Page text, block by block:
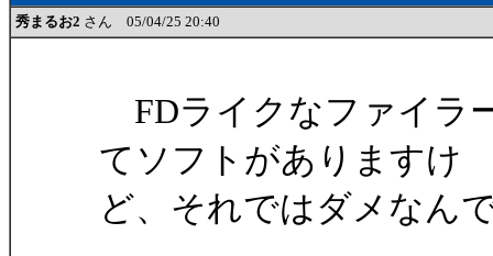
秀まるお2 さん 05/04/25 20:40
FDライクなファイラ
てソフトがありますけ
ど、それではダメなん